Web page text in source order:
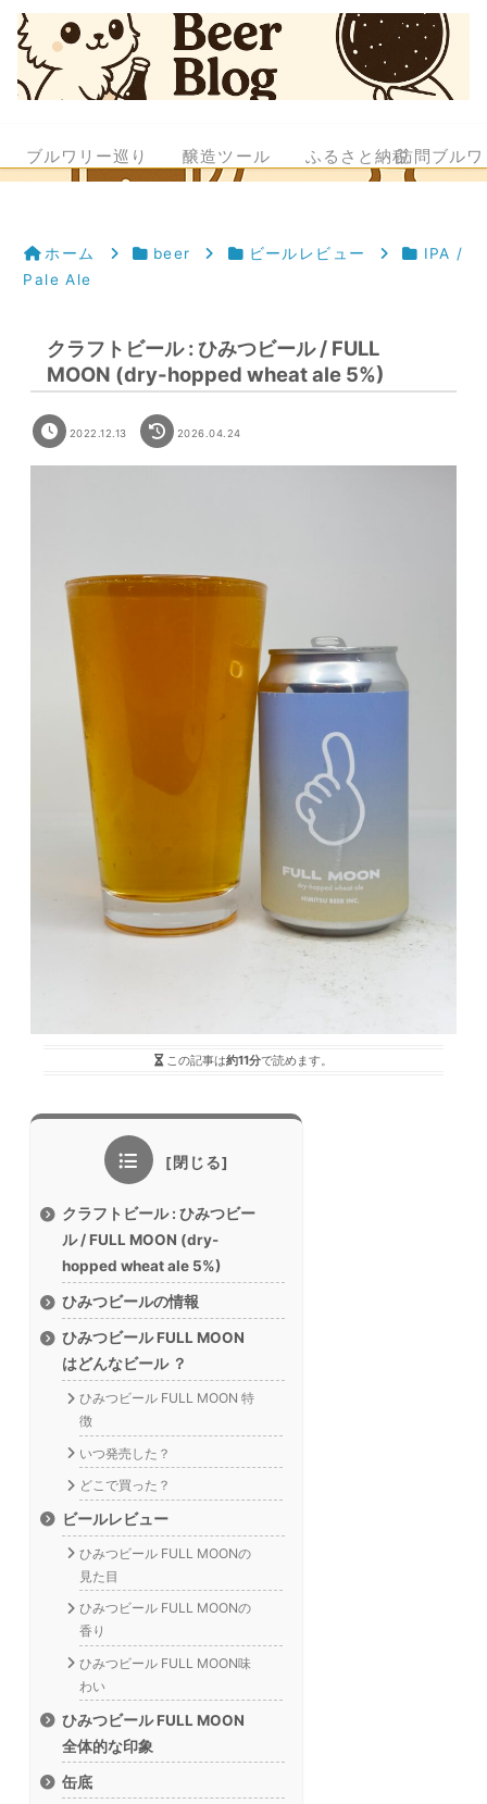
ブルワリー巡り 醸造ツール ふるさと納税訪問ブル
ホーム beer ビールレビュー
IPA /
Pale Ale
クラフトビール : ひみつビール / FULL
MOON (dry-hopped wheat ale 5%)
2022.12.13 2026.04.24
この記事は約11分で読めます。
クラフトビール : ひみつビー
ル / FULL MOON (dry-
hopped wheat ale 5%)
ひみつビールの情報
ひみつビール FULL MOON
はどんなビール ？
ひみつビール FULL MOON 特
徴
いつ発売した？
どこで買った？
ビールレビュー
ひみつビール FULL MOONの
見た目
ひみつビール FULL MOONの
香り
ひみつビール FULL MOON味
わい
ひみつビール FULL MOON
全体的な印象
缶底